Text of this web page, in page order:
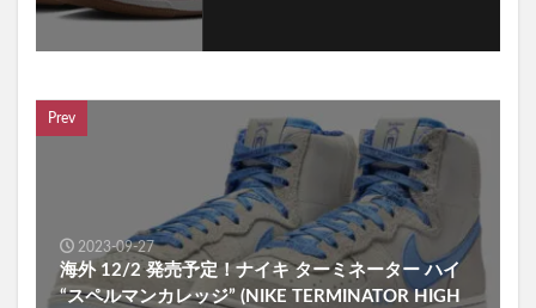
Prev
2023-09-27
海外 12/2 発売予定！ナイキ ターミネーター ハイ
“スペルマンカレッジ” (NIKE TERMINATOR HIGH